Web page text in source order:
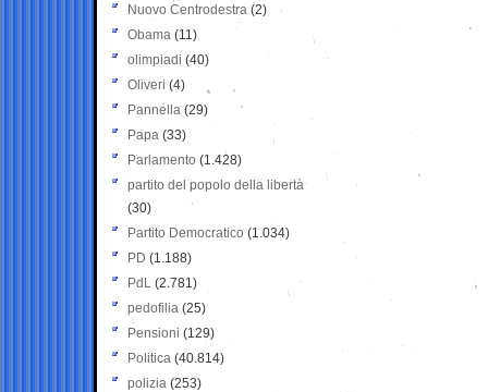
Nuovo Centrodestra (2)
Obama (11)
olimpiadi (40)
Oliveri (4)
Pannella (29)
Papa (33)
Parlamento (1.428)
partito del popolo della libertà
(30)
Partito Democratico (1.034)
PD (1.188)
PdL (2.781)
pedofilia (25)
Pensioni (129)
Politica (40.814)
polizia (253)